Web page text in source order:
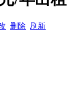
删除 刷新